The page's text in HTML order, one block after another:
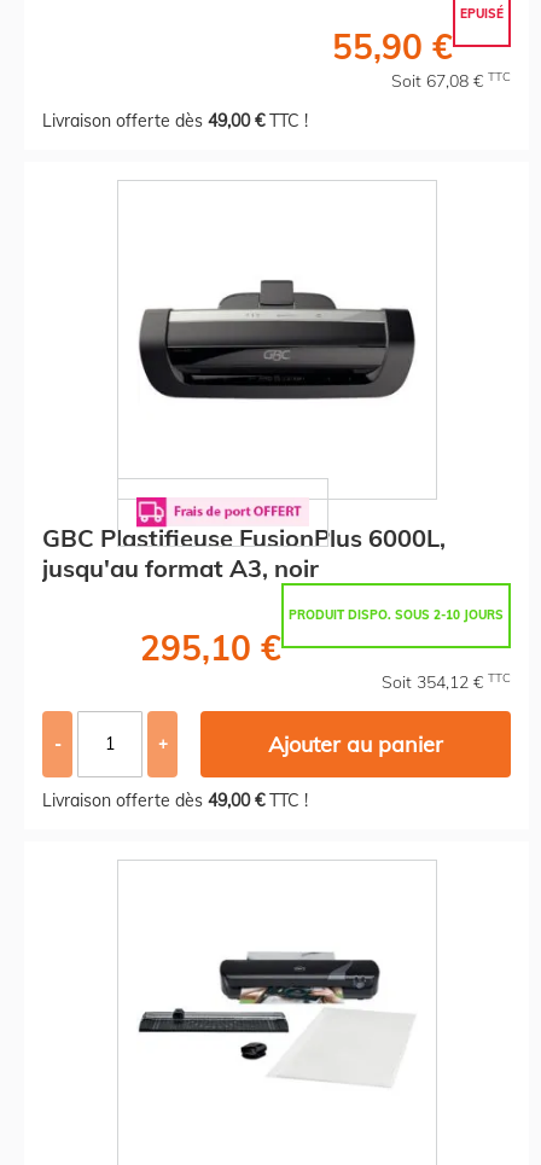
EPUISÉ
55,90 €
Soit 67,08 € TTC
Livraison offerte dès 49,00 €TTC !
GBC Plastifieuse FusionPlus 6000L,
jusqu'au format A3, noir
PRODUIT DISPO. SOUS 2-10 JOURS
295,10 €
Soit 354,12 € TTC
- + Ajouter au panier
Livraison offerte dès 49,00 €TTC !